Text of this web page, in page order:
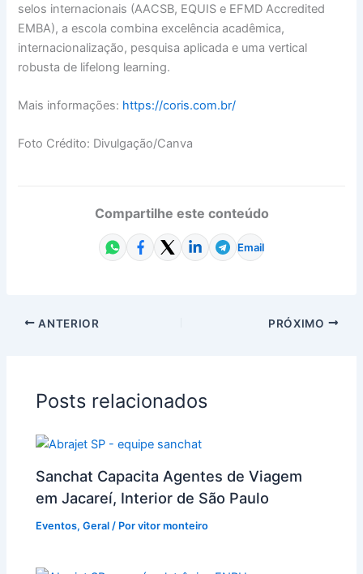
selos internacionais (AACSB, EQUIS e EFMD Accredited
EMBA), a escola combina excelência acadêmica,
internacionalização, pesquisa aplicada e uma vertical
robusta de lifelong learning.
Mais informações: https://coris.com.br/
Foto Crédito: Divulgação/Canva
Compartilhe este conteúdo
Email
ANTERIOR PRÓXIMO
Posts relacionados
Sanchat Capacita Agentes de Viagem
em Jacareí, Interior de São Paulo
Eventos,Geral / Porvitor monteiro